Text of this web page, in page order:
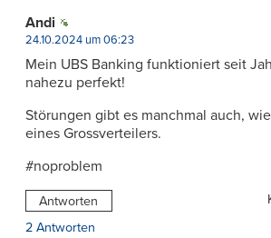
Andi
24.10.2024 um 06:23
Mein UBS Banking funktioniert seit
nahezu perfekt!
Störungen gibt es manchmal auch,
eines Grossverteilers.
#noproblem
Antworten
2 Antworten